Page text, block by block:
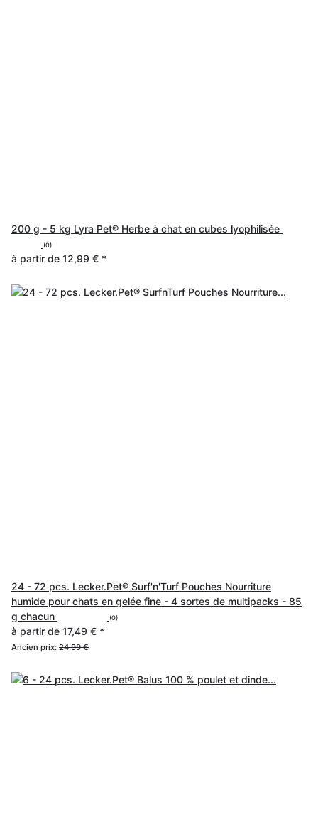
200 g - 5 kg Lyra Pet® Herbe à chat en cubes lyophilisée
(0)
à partir de 12,99 € *
24 - 72 pcs. Lecker.Pet® Surf'n'Turf Pouches Nourriture
humide pour chats en gelée fine - 4 sortes de multipacks - 85
g chacun
(0)
à partir de 17,49 € *
Ancien prix: 24,99 €